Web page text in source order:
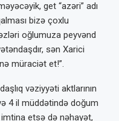
get “azəri” adı
bizə çoxlu
oğlumuza peyvənd
sən Xarici
müraciət et!”.
vəziyyəti aktlarının
4 il müddətində doğum
etsə də nəhayət,